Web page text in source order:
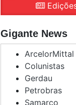
Gigante News
ArcelorMittal
Colunistas
Gerdau
Petrobras
Samarco